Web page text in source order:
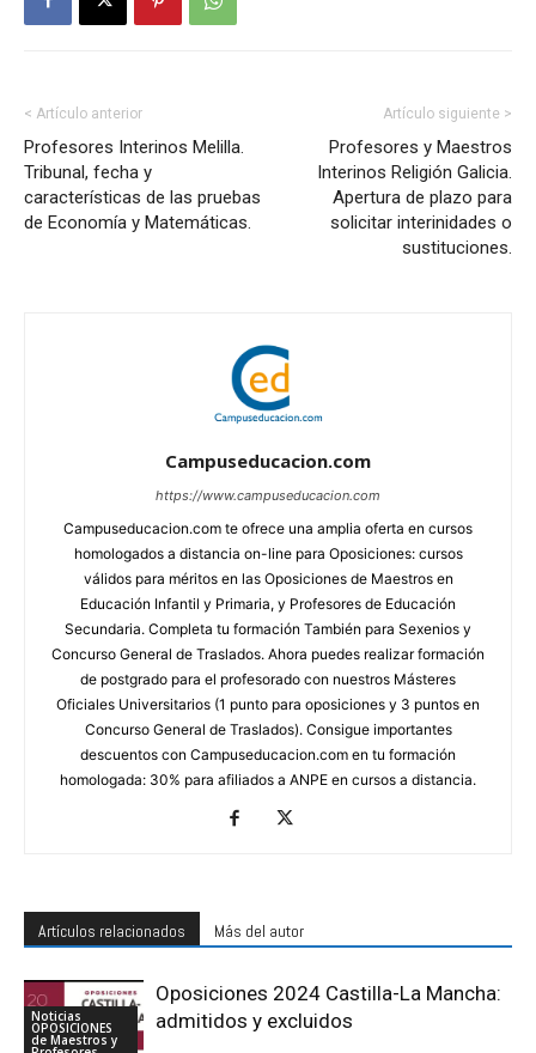
< Artículo anterior
Profesores Interinos Melilla.
Tribunal, fecha y
características de las pruebas
de Economía y Matemáticas.
Artículo siguiente >
Profesores y Maestros
Interinos Religión Galicia.
Apertura de plazo para
solicitar interinidades o
sustituciones.
Campuseducacion.com
https://www.campuseducacion.com
Campuseducacion.com te ofrece una amplia oferta en cursos
homologados a distancia on-line para Oposiciones: cursos
válidos para méritos en las Oposiciones de Maestros en
Educación Infantil y Primaria, y Profesores de Educación
Secundaria. Completa tu formación También para Sexenios y
Concurso General de Traslados. Ahora puedes realizar formación
de postgrado para el profesorado con nuestros Másteres
Oficiales Universitarios (1 punto para oposiciones y 3 puntos en
Concurso General de Traslados). Consigue importantes
descuentos con Campuseducacion.com en tu formación
homologada: 30% para afiliados a ANPE en cursos a distancia.
Artículos relacionados Más del autor
Noticias
OPOSICIONES
de Maestros y
Oposiciones 2024 Castilla-La Mancha:
admitidos y excluidos